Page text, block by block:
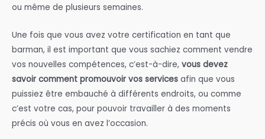
ou même de plusieurs semaines.
Une fois que vous avez votre certification en tant que
barman, il est important que vous sachiez comment vendre
vos nouvelles compétences, c’est-à-dire, vous devez
savoir comment promouvoir vos services afin que vous
puissiez être embauché à différents endroits, ou comme
c’est votre cas, pour pouvoir travailler à des moments
précis où vous en avez l’occasion.